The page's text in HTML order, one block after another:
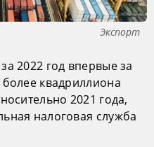
Экспорт
2022 год впервые за
квадриллиона
2021 года,
налоговая служба